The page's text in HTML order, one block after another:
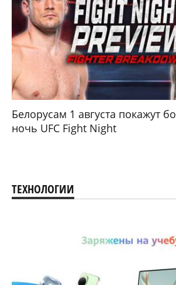
Белорусам 1 августа покажут
ночь UFC Fight Night
ТЕХНОЛОГИИ